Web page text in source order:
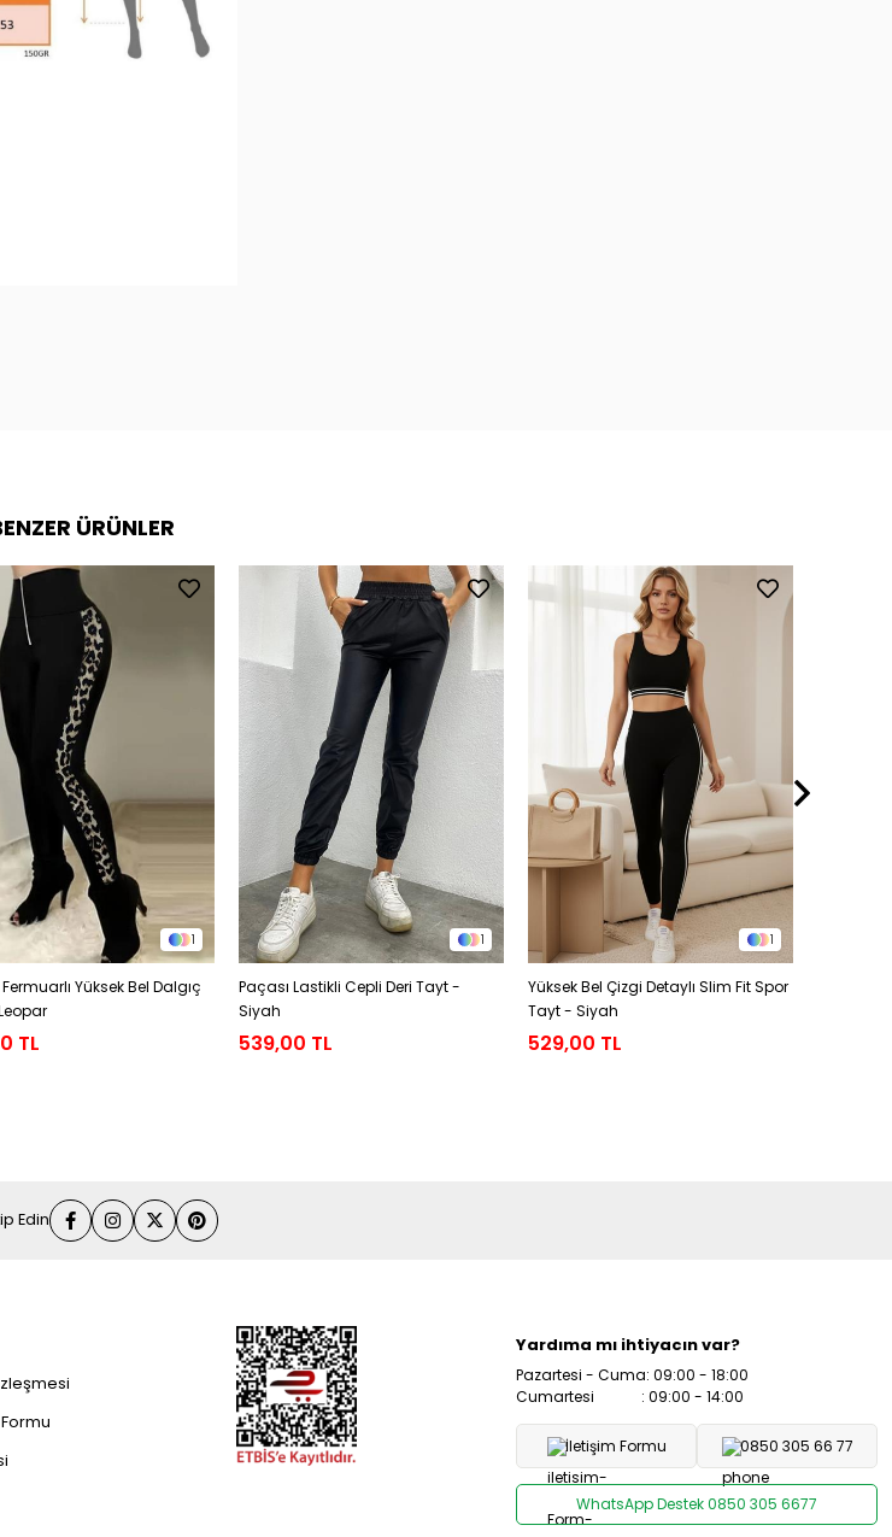
ÜRÜNLER
1
Yüksek Bel Dalgıç
TL
1
Paçası Lastikli Cepli Deri Tayt -
Siyah
539,00 TL
1
Yüksek Bel Çizgi Detaylı Slim Fit Spor
Tayt - Siyah
529,00 TL
Edin
Yardıma mı ihtiyacın var?
Pazartesi - Cuma: 09:00 - 18:00
Cumartesi : 09:00 - 14:00
İletişim Formu 0850 305 66 77
WhatsApp Destek 0850 305 6677